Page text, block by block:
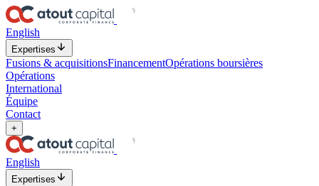
English
Expertises
Fusions & acquisitionsFinancementOpérations boursières
Opérations
International
Équipe
Contact
+
English
Expertises